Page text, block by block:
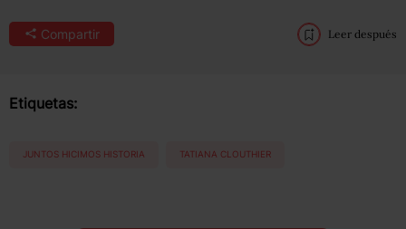
Compartir Leer después
Etiquetas:
JUNTOS HICIMOS HISTORIA TATIANA CLOUTHIER